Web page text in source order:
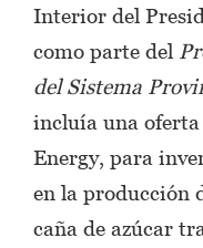
Interior del
como parte del
del Sistema
incluía una oferta
Energy, para
en la producción
caña de azúcar